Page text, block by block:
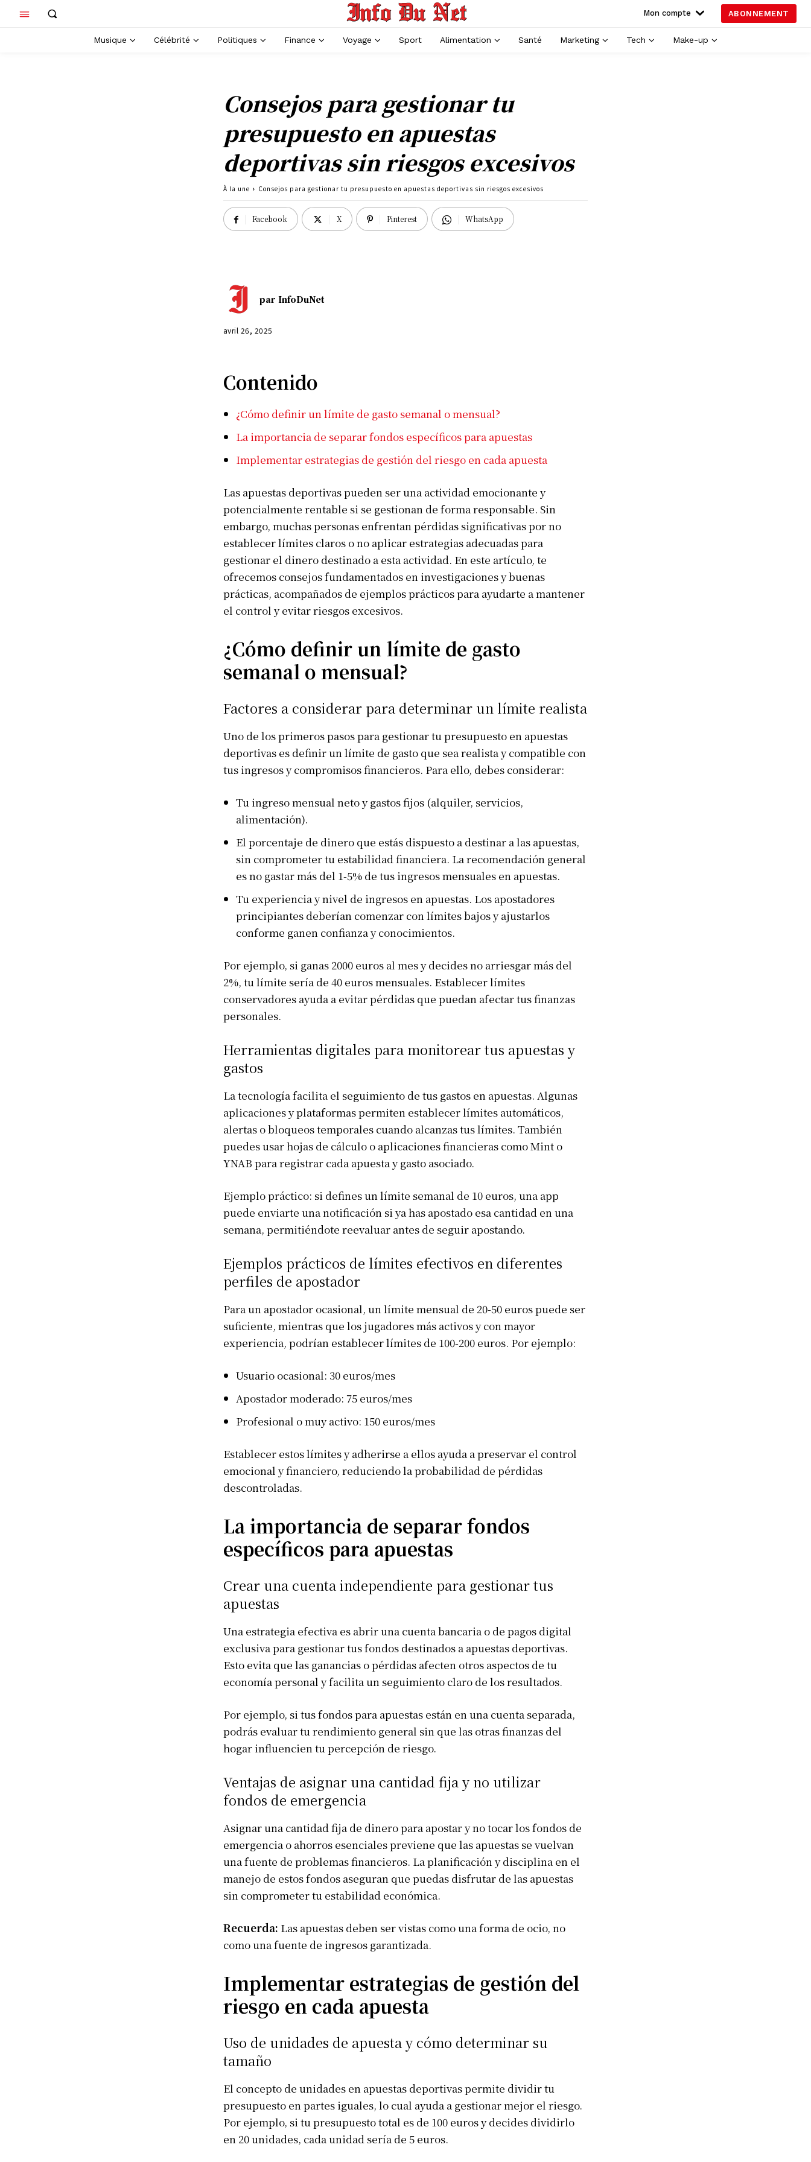
S'ABONNER
S’abonner pour plus de contenus
Mon compte
Plan du site
Amériques
Europe
Asie
Mon compte ABONNEMENT
Musique Célébrité Politiques Finance Voyage Sport Alimentation Santé Marketing Tech Make-up
Consejos para gestionar tu
presupuesto en apuestas
deportivas sin riesgos excesivos
À la une Consejos para gestionar tu presupuesto en apuestas deportivas sin riesgos excesivos
Facebook X Pinterest WhatsApp
par InfoDuNet
avril 26, 2025
Contenido
¿Cómo definir un límite de gasto semanal o mensual?
La importancia de separar fondos específicos para apuestas
Implementar estrategias de gestión del riesgo en cada apuesta
Las apuestas deportivas pueden ser una actividad emocionante y
potencialmente rentable si se gestionan de forma responsable. Sin
embargo, muchas personas enfrentan pérdidas significativas por no
establecer límites claros o no aplicar estrategias adecuadas para
gestionar el dinero destinado a esta actividad. En este artículo, te
ofrecemos consejos fundamentados en investigaciones y buenas
prácticas, acompañados de ejemplos prácticos para ayudarte a mantener
el control y evitar riesgos excesivos.
¿Cómo definir un límite de gasto
semanal o mensual?
Factores a considerar para determinar un límite realista
Uno de los primeros pasos para gestionar tu presupuesto en apuestas
deportivas es definir un límite de gasto que sea realista y compatible con
tus ingresos y compromisos financieros. Para ello, debes considerar:
Tu ingreso mensual neto y gastos fijos (alquiler, servicios,
alimentación).
El porcentaje de dinero que estás dispuesto a destinar a las apuestas,
sin comprometer tu estabilidad financiera. La recomendación general
es no gastar más del 1-5% de tus ingresos mensuales en apuestas.
Tu experiencia y nivel de ingresos en apuestas. Los apostadores
principiantes deberían comenzar con límites bajos y ajustarlos
conforme ganen confianza y conocimientos.
Por ejemplo, si ganas 2000 euros al mes y decides no arriesgar más del
2%, tu límite sería de 40 euros mensuales. Establecer límites
conservadores ayuda a evitar pérdidas que puedan afectar tus finanzas
personales.
Herramientas digitales para monitorear tus apuestas y
gastos
La tecnología facilita el seguimiento de tus gastos en apuestas. Algunas
aplicaciones y plataformas permiten establecer límites automáticos,
alertas o bloqueos temporales cuando alcanzas tus límites. También
puedes usar hojas de cálculo o aplicaciones financieras como Mint o
YNAB para registrar cada apuesta y gasto asociado.
Ejemplo práctico: si defines un límite semanal de 10 euros, una app
puede enviarte una notificación si ya has apostado esa cantidad en una
semana, permitiéndote reevaluar antes de seguir apostando.
Ejemplos prácticos de límites efectivos en diferentes
perfiles de apostador
Para un apostador ocasional, un límite mensual de 20-50 euros puede ser
suficiente, mientras que los jugadores más activos y con mayor
experiencia, podrían establecer límites de 100-200 euros. Por ejemplo:
Usuario ocasional: 30 euros/mes
Apostador moderado: 75 euros/mes
Profesional o muy activo: 150 euros/mes
Establecer estos límites y adherirse a ellos ayuda a preservar el control
emocional y financiero, reduciendo la probabilidad de pérdidas
descontroladas.
La importancia de separar fondos
específicos para apuestas
Crear una cuenta independiente para gestionar tus
apuestas
Una estrategia efectiva es abrir una cuenta bancaria o de pagos digital
exclusiva para gestionar tus fondos destinados a apuestas deportivas.
Esto evita que las ganancias o pérdidas afecten otros aspectos de tu
economía personal y facilita un seguimiento claro de los resultados.
Por ejemplo, si tus fondos para apuestas están en una cuenta separada,
podrás evaluar tu rendimiento general sin que las otras finanzas del
hogar influencien tu percepción de riesgo.
Ventajas de asignar una cantidad fija y no utilizar
fondos de emergencia
Asignar una cantidad fija de dinero para apostar y no tocar los fondos de
emergencia o ahorros esenciales previene que las apuestas se vuelvan
una fuente de problemas financieros. La planificación y disciplina en el
manejo de estos fondos aseguran que puedas disfrutar de las apuestas
sin comprometer tu estabilidad económica.
Recuerda: Las apuestas deben ser vistas como una forma de ocio, no
como una fuente de ingresos garantizada.
Implementar estrategias de gestión del
riesgo en cada apuesta
Uso de unidades de apuesta y cómo determinar su
tamaño
El concepto de unidades en apuestas deportivas permite dividir tu
presupuesto en partes iguales, lo cual ayuda a gestionar mejor el riesgo.
Por ejemplo, si tu presupuesto total es de 100 euros y decides dividirlo
en 20 unidades, cada unidad sería de 5 euros.